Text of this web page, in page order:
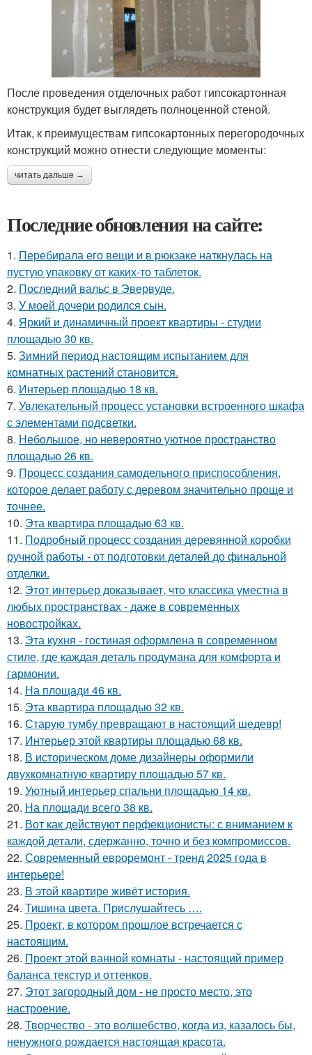
После проведения отделочных работ гипсокартонная
конструкция будет выглядеть полноценной стеной.
Итак, к преимуществам гипсокартонных перегородочных
конструкций можно отнести следующие моменты:
читать дальше →
Последние обновления на сайте:
1. Перебирала его вещи и в рюкзаке наткнулась на
пустую упаковку от каких-то таблеток.
2. Последний вальс в Эвервуде.
3. У моей дочери родился сын.
4. Яркий и динамичный проект квартиры - студии
площадью 30 кв.
5. Зимний период настоящим испытанием для
комнатных растений становится.
6. Интерьер площадью 18 кв.
7. Увлекательный процесс установки встроенного шкафа
с элементами подсветки.
8. Небольшое, но невероятно уютное пространство
площадью 26 кв.
9. Процесс создания самодельного приспособления,
которое делает работу с деревом значительно проще и
точнее.
10. Эта квартира площадью 63 кв.
11. Подробный процесс создания деревянной коробки
ручной работы - от подготовки деталей до финальной
отделки.
12. Этот интерьер доказывает, что классика уместна в
любых пространствах - даже в современных
новостройках.
13. Эта кухня - гостиная оформлена в современном
стиле, где каждая деталь продумана для комфорта и
гармонии.
14. На площади 46 кв.
15. Эта квартира площадью 32 кв.
16. Старую тумбу превращают в настоящий шедевр!
17. Интерьер этой квартиры площадью 68 кв.
18. В историческом доме дизайнеры оформили
двухкомнатную квартиру площадью 57 кв.
19. Уютный интерьер спальни площадью 14 кв.
20. На площади всего 38 кв.
21. Вот как действуют перфекционисты: с вниманием к
каждой детали, сдержанно, точно и без компромиссов.
22. Современный евроремонт - тренд 2025 года в
интерьере!
23. В этой квартире живёт история.
24. Тишина цвета. Прислушайтесь ….
25. Проект, в котором прошлое встречается с
настоящим.
26. Проект этой ванной комнаты - настоящий пример
баланса текстур и оттенков.
27. Этот загородный дом - не просто место, это
настроение.
28. Творчество - это волшебство, когда из, казалось бы,
ненужного рождается настоящая красота.